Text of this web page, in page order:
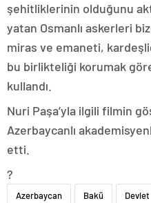
şehitliklerinin olduğunu
yatan Osmanlı askerleri
miras ve emaneti,
bu birlikteliği korumak
kullandı.
Nuri Paşa’yla ilgili filmin
Azerbaycanlı
etti.
?
Azerbaycan Bakü Devlet